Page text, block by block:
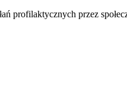
profilaktycznych przez